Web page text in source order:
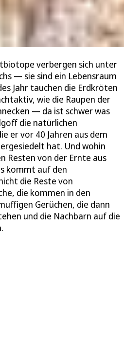
verbergen sich unter
— sie sind ein Lebensraum
Jahr tauchen die Erdkröten
wie die Raupen der
— da ist schwer was
die natürlichen
er vor 40 Jahren aus dem
hat. Und wohin
Resten von der Ernte aus
kommt auf den
die Reste von
die kommen in den
Gerüchen, die dann
und die Nachbarn auf die